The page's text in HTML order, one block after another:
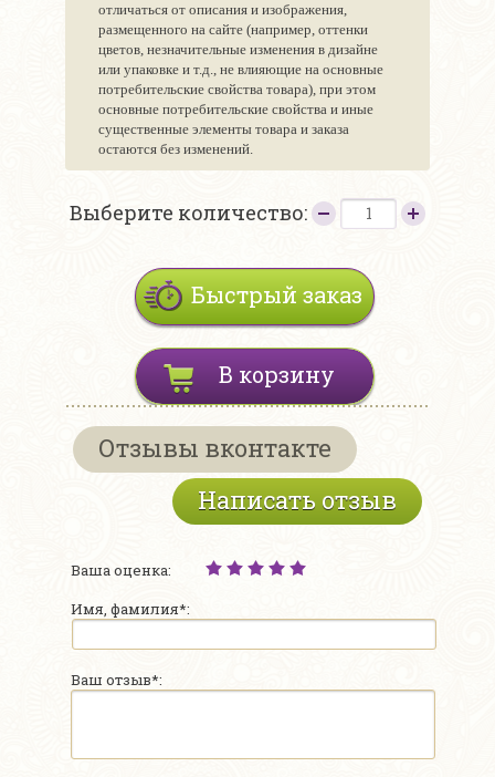
отличаться от описания и изображения,
размещенного на сайте (например, оттенки
цветов, незначительные изменения в дизайне
или упаковке и т.д., не влияющие на основные
потребительские свойства товара), при этом
основные потребительские свойства и иные
существенные элементы товара и заказа
остаются без изменений.
Выберите количество:
Быстрый заказ
В корзину
Отзывы вконтакте
Написать отзыв
Ваша оценка:
Имя, фамилия*:
Ваш отзыв*: